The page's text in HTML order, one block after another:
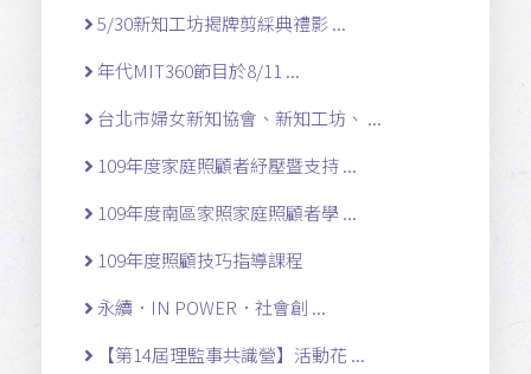
5/30新知工坊揭牌剪綵典禮影 ...
年代MIT360節目於8/11 ...
台北市婦女新知協會、新知工坊、 ...
109年度家庭照顧者紓壓暨支持 ...
109年度南區家照家庭照顧者學 ...
109年度照顧技巧指導課程
永續．IN POWER．社會創 ...
【第14屆理監事共識營】活動花 ...